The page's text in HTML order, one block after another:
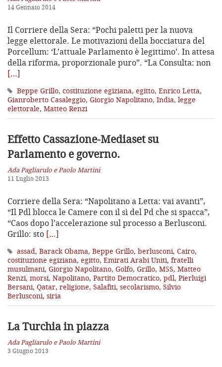
14 Gennaio 2014
Il Corriere della Sera: “Pochi paletti per la nuova
legge elettorale. Le motivazioni della bocciatura del
Porcellum: ‘L’attuale Parlamento è legittimo’. In attesa
della riforma, proporzionale puro”. “La Consulta: non
[…]
Beppe Grillo, costituzione egiziana, egitto, Enrico Letta,
Gianroberto Casaleggio, Giorgio Napolitano, India, legge
elettorale, Matteo Renzi
Effetto Cassazione-Mediaset su
Parlamento e governo.
Ada Pagliarulo e Paolo Martini
11 Luglio 2013
Corriere della Sera: “Napolitano a Letta: vai avanti”,
“Il Pdl blocca le Camere con il sì del Pd che si spacca”,
“Caos dopo l’accelerazione sul processo a Berlusconi.
Grillo: sto […]
assad, Barack Obama, Beppe Grillo, berlusconi, Cairo,
costituzione egiziana, egitto, Emirati Arabi Uniti, fratelli
musulmani, Giorgio Napolitano, Golfo, Grillo, M5S, Matteo
Renzi, morsi, Napolitano, Partito Democratico, pdl, Pierluigi
Bersani, Qatar, religione, Salafiti, secolarismo, Silvio
Berlusconi, siria
La Turchia in piazza
Ada Pagliarulo e Paolo Martini
3 Giugno 2013